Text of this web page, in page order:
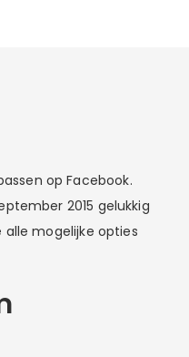
op Facebook.
2015 gelukkig
alle mogelijke opties